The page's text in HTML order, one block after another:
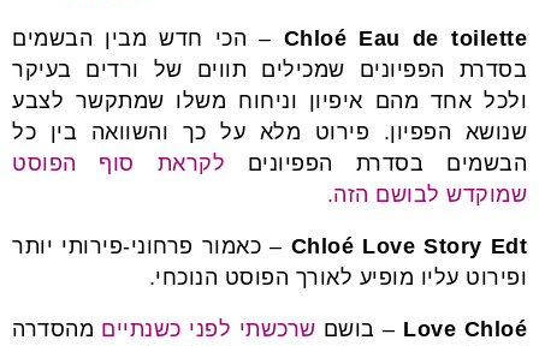
Chloé Eau de toilette – הכי חדש מבין הבשמים
בסדרת הפפיונים שמכילים תווים של ורדים בעיקר
ולכל אחד מהם איפיון וניחוח משלו שמתקשר לצבע
שנושא הפפיון. פירוט מלא על כך והשוואה בין כל
הבשמים בסדרת הפפיונים לקראת סוף הפוסט
שמוקדש לבושם הזה.
Chloé Love Story Edt – כאמור פרחוני-פירותי יותר
ופירוט עליו מופיע לאורך הפוסט הנוכחי.
Love Chloé – בושם שרכשתי לפני כשנתיים מהסדרה